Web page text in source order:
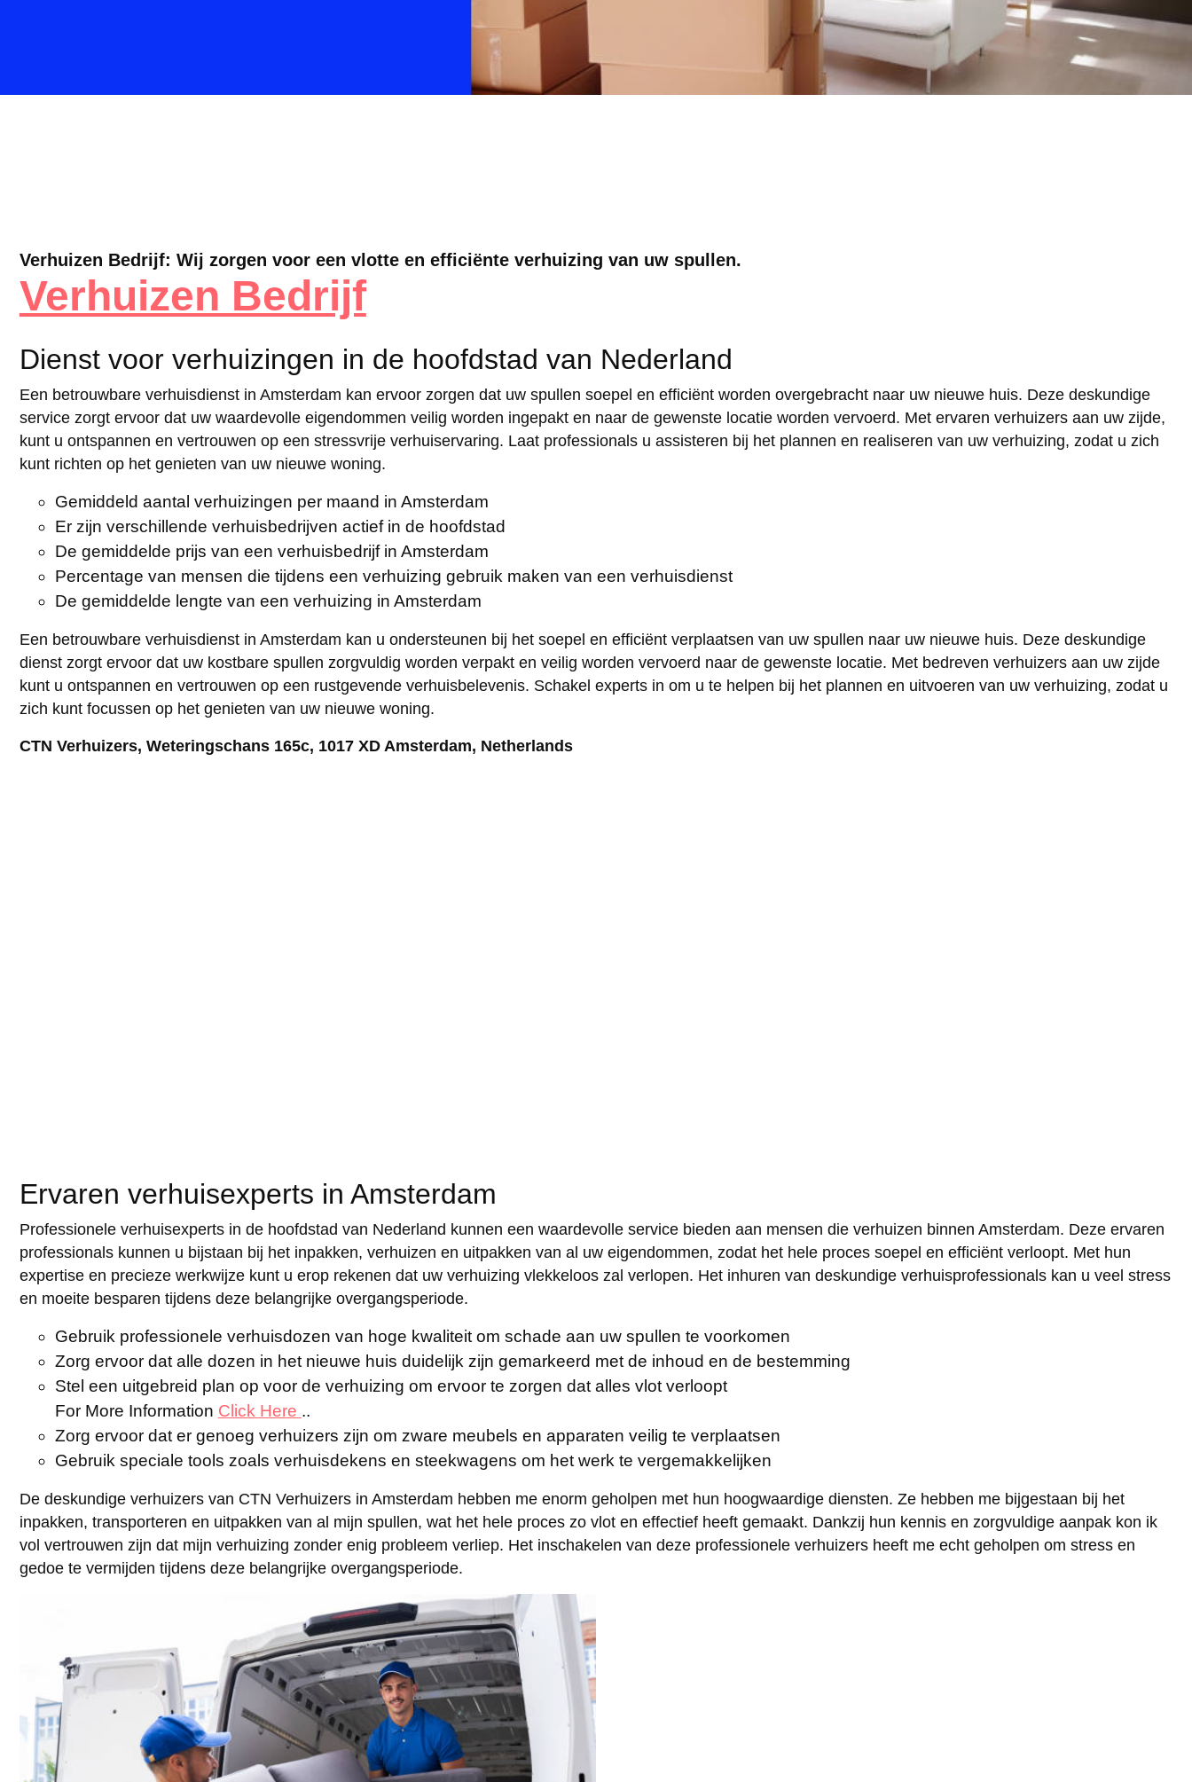
Verhuizen Bedrijf: Wij zorgen voor een vlotte en efficiënte verhuizing van uw spullen.
Verhuizen Bedrijf
Dienst voor verhuizingen in de hoofdstad van Nederland
Een betrouwbare verhuisdienst in Amsterdam kan ervoor zorgen dat uw spullen soepel en efficiënt worden overgebracht naar uw nieuwe huis. Deze deskundige
service zorgt ervoor dat uw waardevolle eigendommen veilig worden ingepakt en naar de gewenste locatie worden vervoerd. Met ervaren verhuizers aan uw zijde,
kunt u ontspannen en vertrouwen op een stressvrije verhuiservaring. Laat professionals u assisteren bij het plannen en realiseren van uw verhuizing, zodat u zich
kunt richten op het genieten van uw nieuwe woning.
Gemiddeld aantal verhuizingen per maand in Amsterdam
Er zijn verschillende verhuisbedrijven actief in de hoofdstad
De gemiddelde prijs van een verhuisbedrijf in Amsterdam
Percentage van mensen die tijdens een verhuizing gebruik maken van een verhuisdienst
De gemiddelde lengte van een verhuizing in Amsterdam
Een betrouwbare verhuisdienst in Amsterdam kan u ondersteunen bij het soepel en efficiënt verplaatsen van uw spullen naar uw nieuwe huis. Deze deskundige
dienst zorgt ervoor dat uw kostbare spullen zorgvuldig worden verpakt en veilig worden vervoerd naar de gewenste locatie. Met bedreven verhuizers aan uw zijde
kunt u ontspannen en vertrouwen op een rustgevende verhuisbelevenis. Schakel experts in om u te helpen bij het plannen en uitvoeren van uw verhuizing, zodat u
zich kunt focussen op het genieten van uw nieuwe woning.
CTN Verhuizers, Weteringschans 165c, 1017 XD Amsterdam, Netherlands
Ervaren verhuisexperts in Amsterdam
Professionele verhuisexperts in de hoofdstad van Nederland kunnen een waardevolle service bieden aan mensen die verhuizen binnen Amsterdam. Deze ervaren
professionals kunnen u bijstaan bij het inpakken, verhuizen en uitpakken van al uw eigendommen, zodat het hele proces soepel en efficiënt verloopt. Met hun
expertise en precieze werkwijze kunt u erop rekenen dat uw verhuizing vlekkeloos zal verlopen. Het inhuren van deskundige verhuisprofessionals kan u veel stress
en moeite besparen tijdens deze belangrijke overgangsperiode.
Gebruik professionele verhuisdozen van hoge kwaliteit om schade aan uw spullen te voorkomen
Zorg ervoor dat alle dozen in het nieuwe huis duidelijk zijn gemarkeerd met de inhoud en de bestemming
Stel een uitgebreid plan op voor de verhuizing om ervoor te zorgen dat alles vlot verloopt
For More Information Click Here ..
Zorg ervoor dat er genoeg verhuizers zijn om zware meubels en apparaten veilig te verplaatsen
Gebruik speciale tools zoals verhuisdekens en steekwagens om het werk te vergemakkelijken
De deskundige verhuizers van CTN Verhuizers in Amsterdam hebben me enorm geholpen met hun hoogwaardige diensten. Ze hebben me bijgestaan bij het
inpakken, transporteren en uitpakken van al mijn spullen, wat het hele proces zo vlot en effectief heeft gemaakt. Dankzij hun kennis en zorgvuldige aanpak kon ik
vol vertrouwen zijn dat mijn verhuizing zonder enig probleem verliep. Het inschakelen van deze professionele verhuizers heeft me echt geholpen om stress en
gedoe te vermijden tijdens deze belangrijke overgangsperiode.